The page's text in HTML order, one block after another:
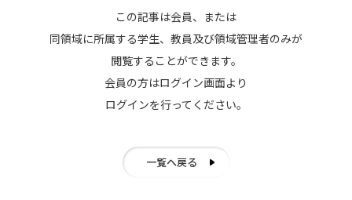
この記事は会員、または
同領域に所属する学生、教員及び領域管理者のみが
閲覧することができます。
会員の方はログイン画面より
ログインを行ってください。
一覧へ戻る